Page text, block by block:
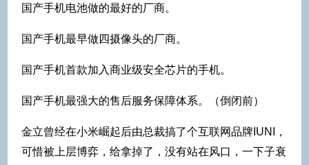
国产手机电池做的最好的厂商。
国产手机最早做四摄像头的厂商。
国产手机首款加入商业级安全芯片的手机。
国产手机最强大的售后服务保障体系。（倒闭前）
金立曾经在小米崛起后由总裁搞了个互联网品牌IUNI，
可惜被上层博弈，给拿掉了，没有站在风口，一下子衰